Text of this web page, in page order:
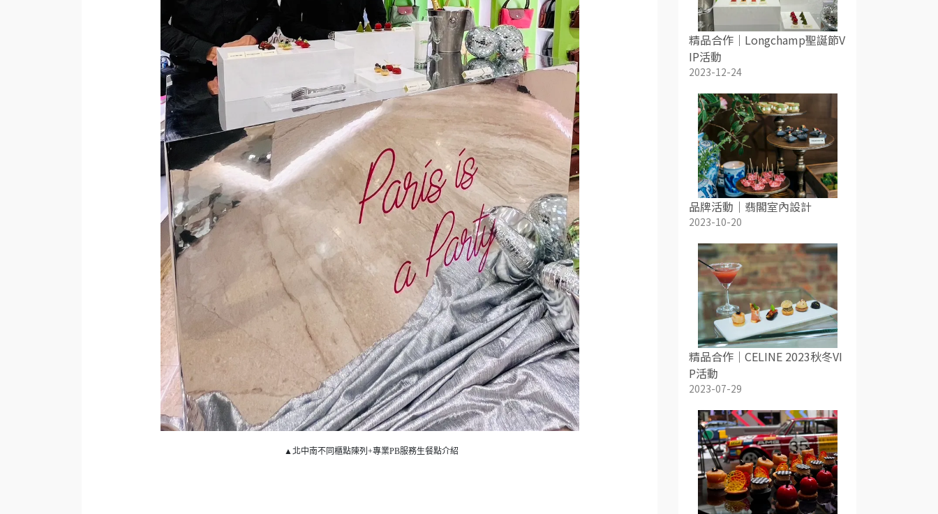
▲北中南不同櫃點陳列+專業PB服務生餐點介紹
精品合作｜Longchamp聖誕節V
IP活動
2023-12-24
品牌活動｜翡閣室內設計
2023-10-20
精品合作｜CELINE 2023秋冬VI
P活動
2023-07-29